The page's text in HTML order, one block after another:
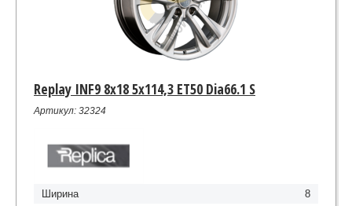
Replay INF9 8x18 5x114,3 ET50 Dia66.1 S
Артикул: 32324
Ширина
8